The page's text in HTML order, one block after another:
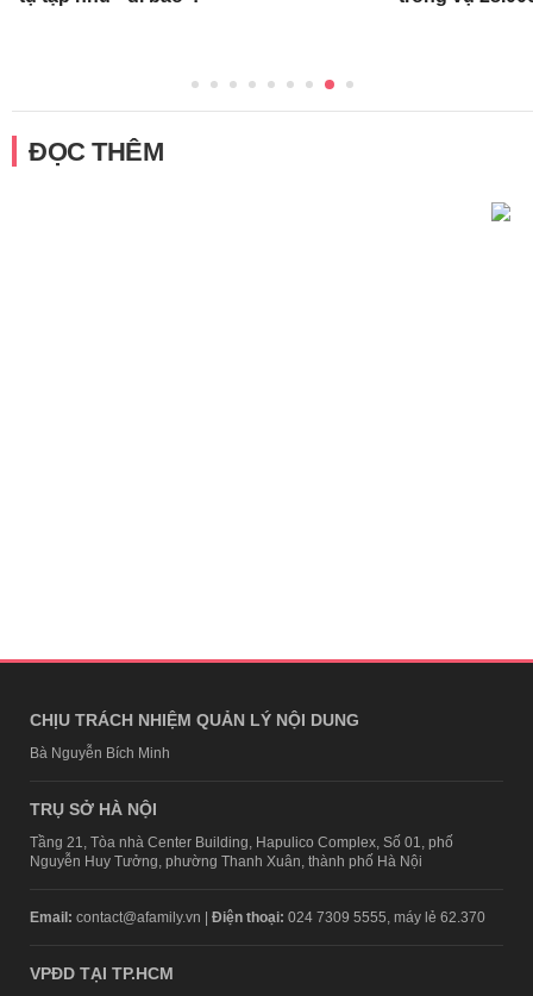
ĐỌC THÊM
CHỊU TRÁCH NHIỆM QUẢN LÝ NỘI DUNG
Bà Nguyễn Bích Minh
TRỤ SỞ HÀ NỘI
Tầng 21, Tòa nhà Center Building, Hapulico Complex, Số 01, phố
Nguyễn Huy Tưởng, phường Thanh Xuân, thành phố Hà Nội
Email: contact@afamily.vn | Điện thoại: 024 7309 5555, máy lẻ 62.370
VPĐD TẠI TP.HCM